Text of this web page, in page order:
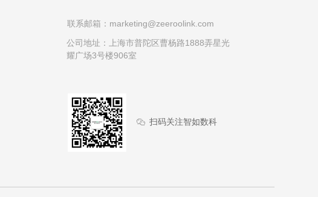
联系邮箱：marketing@zeeroolink.com
公司地址：上海市普陀区曹杨路1888弄星光
耀广场3号楼906室
ꀤ 扫码关注智如数科